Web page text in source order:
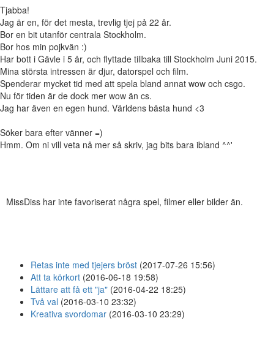
Tjabba!
Jag är en, för det mesta, trevlig tjej på 22 år.
Bor en bit utanför centrala Stockholm.
Bor hos min pojkvän :)
Har bott i Gävle i 5 år, och flyttade tillbaka till Stockholm Juni 2015.
Mina största intressen är djur, datorspel och film.
Spenderar mycket tid med att spela bland annat wow och csgo.
Nu för tiden är de dock mer wow än cs.
Jag har även en egen hund. Världens bästa hund <3
Söker bara efter vänner =)
Hmm. Om ni vill veta nå mer så skriv, jag bits bara ibland ^^'
MissDiss har inte favoriserat några spel, filmer eller bilder än.
Retas inte med tjejers bröst (2017-07-26 15:56)
Att ta körkort (2016-06-18 19:58)
Lättare att få ett "ja" (2016-04-22 18:25)
Två val (2016-03-10 23:32)
Kreativa svordomar (2016-03-10 23:29)